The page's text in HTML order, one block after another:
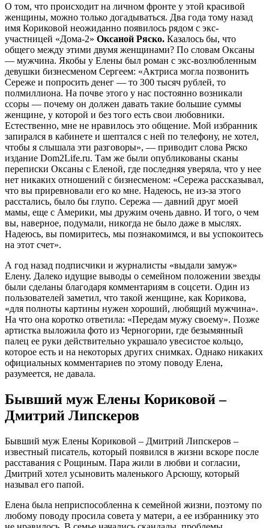
О том, что происходит на личном фронте у этой красивой
женщины, можно только догадываться. Два года тому назад
имя Кориковой неожиданно появилось рядом с экс-
участницей «Дома-2» Оксаной Ряско. Казалось бы, что
общего между этими двумя женщинами? По словам Оксаны
— мужчина. Якобы у Елены был роман с экс-возлюбленным
девушки бизнесменом Сергеем: «Актриса могла позвонить
Сереже и попросить денег — то 300 тысяч рублей, то
полмиллиона. На почве этого у нас постоянно возникали
ссоры — почему он должен давать такие большие суммы
женщине, у которой и без того есть свои любовники.
Естественно, мне не нравилось это общение. Мой избранник
запирался в кабинете и шептался с ней по телефону, не хотел,
чтобы я слышала эти разговоры», — приводит слова Ряско
издание Dom2Life.ru. Там же были опубликованы сканы
переписки Оксаны с Еленой, где последняя уверяла, что у нее
нет никаких отношений с бизнесменом: «Сережа рассказывал,
что вы приревновали его ко мне. Надеюсь, не из-за этого
расстались, было бы глупо. Сережа — давний друг моей
мамы, еще с Америки, мы дружим очень давно. И того, о чем
вы, наверное, подумали, никогда не было даже в мыслях.
Надеюсь, вы помиритесь, мы познакомимся, и вы успокоитесь
на этот счет».
А год назад подписчики и журналисты «выдали замуж»
Елену. Далеко идущие выводы о семейном положении звезды
были сделаны благодаря комментариям в соцсети. Один из
пользователей заметил, что такой женщине, как Корикова,
«для полноты картины нужен хороший, любящий мужчина».
На что она коротко ответила: «Передам мужу своему». Позже
артистка выложила фото из Черногории, где безымянный
палец ее руки действительно украшало увесистое кольцо,
которое есть и на некоторых других снимках. Однако никаких
официальных комментариев по этому поводу Елена,
разумеется, не давала.
Бывший муж Елены Кориковой –
Дмитрий Липскеров
Бывший муж Елены Кориковой – Дмитрий Липскеров –
известный писатель, который появился в жизни вскоре после
расставания с Рощиным. Пара жили в любви и согласии,
Дмитрий хотел усыновить маленького Арсюшу, который
называл его папой.
Елена была неприспособленна к семейной жизни, поэтому по
любому поводу просила совета у матери, а ее избраннику это